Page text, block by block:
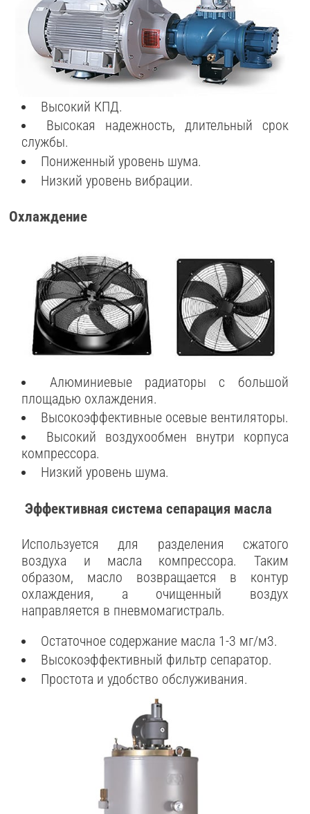
Высокий КПД.
Высокая надежность, длительный срок
службы.
Пониженный уровень шума.
Низкий уровень вибрации.
Охлаждение
Алюминиевые радиаторы с большой
площадью охлаждения.
Высокоэффективные осевые вентиляторы.
Высокий воздухообмен внутри корпуса
компрессора.
Низкий уровень шума.
Эффективная система сепарация масла
Используется для разделения сжатого
воздуха и масла компрессора. Таким
образом, масло возвращается в контур
охлаждения, а очищенный воздух
направляется в пневмомагистраль.
Остаточное содержание масла 1-3 мг/м3.
Высокоэффективный фильтр сепаратор.
Простота и удобство обслуживания.